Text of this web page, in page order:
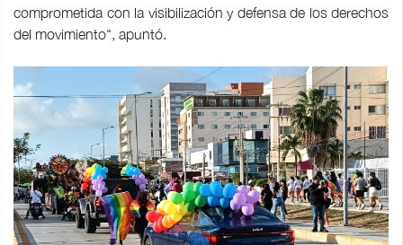
comprometida con la visibilización y defensa de los derechos
del movimiento", apuntó.